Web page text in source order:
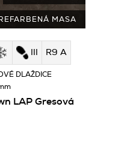
MASA
R9 A
LAP Gresová
DLAŽDICE